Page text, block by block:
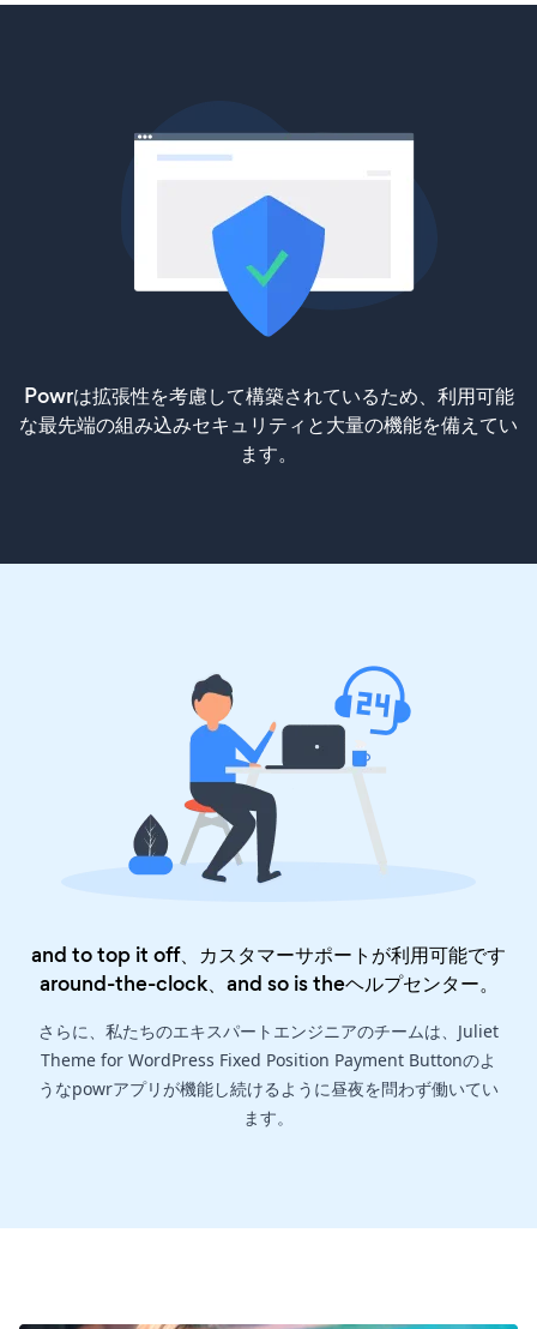
Powrは拡張性を考慮して構築されているため、利用可能
な最先端の組み込みセキュリティと大量の機能を備えてい
ます。
and to top it off、カスタマーサポートが利用可能です
around-the-clock、and so is theヘルプセンター。
さらに、私たちのエキスパートエンジニアのチームは、Juliet
Theme for WordPress Fixed Position Payment Buttonのよ
うなpowrアプリが機能し続けるように昼夜を問わず働いてい
ます。